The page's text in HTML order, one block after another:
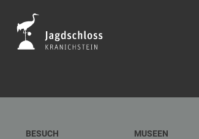
BESUCH
MUSEEN